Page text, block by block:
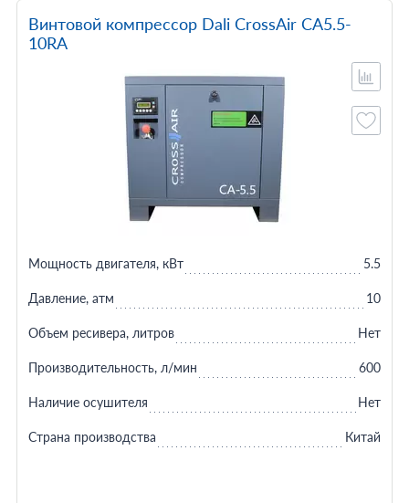
Винтовой компрессор Dali CrossAir CA5.5-
10RA
Мощность двигателя, кВт 5.5
Давление, атм 10
Объем ресивера, литров Нет
Производительность, л/мин 600
Наличие осушителя Нет
Страна производства Китай